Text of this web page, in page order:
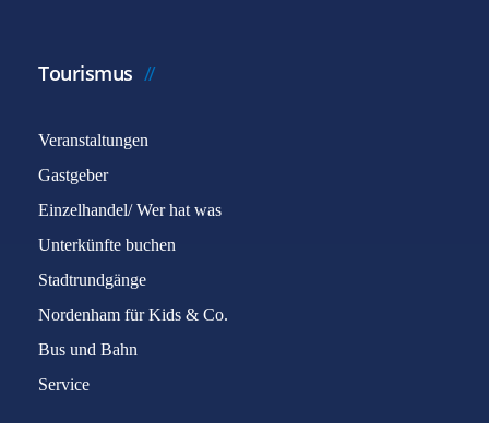
Tourismus
Veranstaltungen
Gastgeber
Einzelhandel/ Wer hat was
Unterkünfte buchen
Stadtrundgänge
Nordenham für Kids & Co.
Bus und Bahn
Service